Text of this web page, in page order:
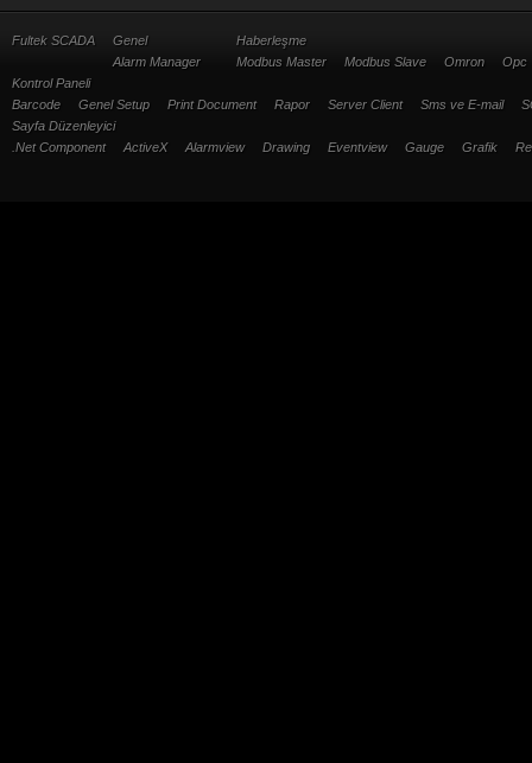
Fultek SCADA
Genel
Alarm Manager
Haberleşme
Modbus Master
Modbus Slave Omron
Opc
Kontrol Paneli
Barcode
Genel Setup Print Document Rapor Server Client Sms ve E-mail
Sayfa Düzenleyici
.Net Component
ActiveX Alarmview Drawing Eventview Gauge Grafik